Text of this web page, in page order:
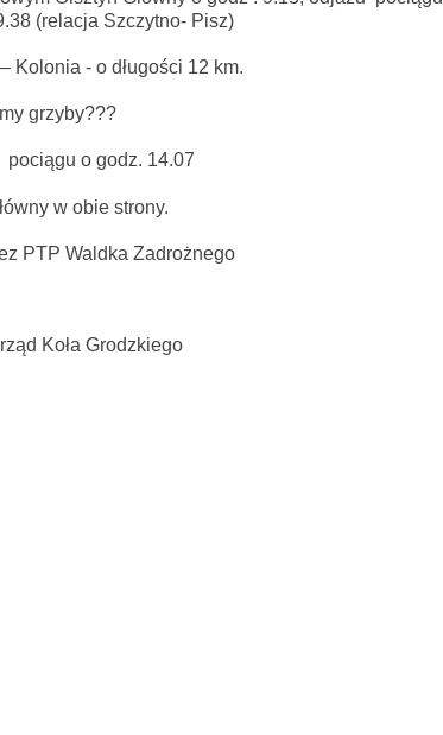
(relacja Szczytno- Pisz)
Kolonia - o długości 12 km.
znajdziemy grzyby???
o godz. 14.07
w obie strony.
PTP Waldka Zadrożnego
Koła Grodzkiego